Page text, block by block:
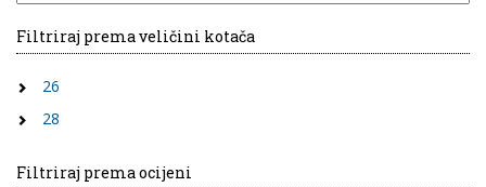
Filtriraj prema veličini kotača
26
28
Filtriraj prema ocijeni